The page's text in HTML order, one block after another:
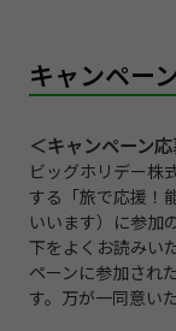
キャンペー
＜キャンペーン
ビッグホリデー株
する「旅で応援！
いいます）に参加
下をよくお読みい
ペーンに参加され
す。万が一同意い